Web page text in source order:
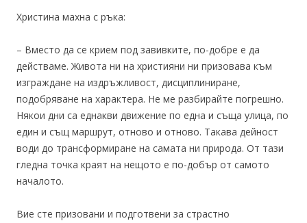
Христина махна с ръка:
– Вместо да се крием под завивките, по-добре е да
действаме. Живота ни на християни ни призовава към
изграждане на издръжливост, дисциплиниране,
подобряване на характера. Не ме разбирайте погрешно.
Някои дни са еднакви движение по една и съща улица, по
един и същ маршрут, отново и отново. Такава дейност
води до трансформиране на самата ни природа. От тази
гледна точка краят на нещото е по-добър от самото
началото.
Вие сте призовани и подготвени за страстно